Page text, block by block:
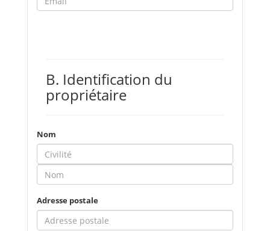
B. Identification du
propriétaire
Nom
Adresse postale